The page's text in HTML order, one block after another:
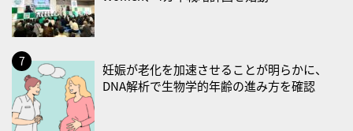
・血管内破砕術（IVL）の日
2026/09/01(火)
・がん征圧月間
・世界アルツハイマー月間
・健康増進普及月間
妊娠が老化を加速させることが明らかに、
DNA解析で生物学的年齢の進み方を確認